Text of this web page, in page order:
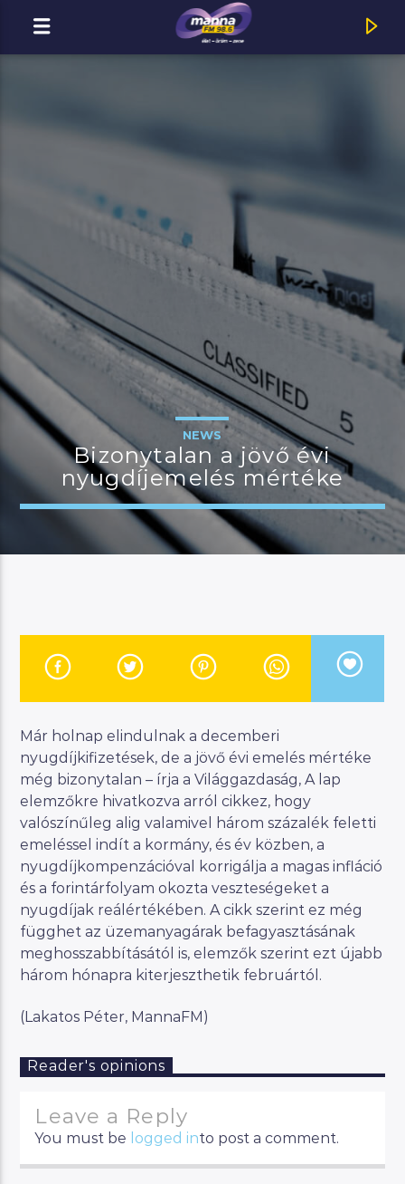
MOST ADÁSBAN
MannaFM
Alexandra Burke : Hallelujah
JELENLEGI MŰSOR
MANNA WORLD
07:00
Manna FM
NEWS
Bizonytalan a jövő évi
nyugdíjemelés mértéke
Már holnap elindulnak a decemberi
nyugdíjkifizetések, de a jövő évi emelés mértéke
még bizonytalan – írja a Világgazdaság, A lap
elemzőkre hivatkozva arról cikkez, hogy
valószínűleg alig valamivel három százalék feletti
emeléssel indít a kormány, és év közben, a
nyugdíjkompenzációval korrigálja a magas infláció
és a forintárfolyam okozta veszteségeket a
nyugdíjak reálértékében. A cikk szerint ez még
függhet az üzemanyagárak befagyasztásának
meghosszabbításától is, elemzők szerint ezt újabb
három hónapra kiterjeszthetik februártól.
(Lakatos Péter, MannaFM)
Reader's opinions
Leave a Reply
You must be logged into post a comment.